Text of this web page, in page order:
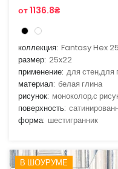
от 1136.8₴
коллекция: Fantasy Hex 25
размер: 25x22
применение: для стен,для
материал: белая глина
рисунок: моноколор,с
поверхность:
форма: шестигранник
В ШОУРУМЕ